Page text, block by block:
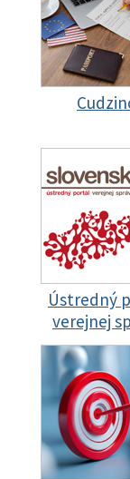
Ústredný
verejnej